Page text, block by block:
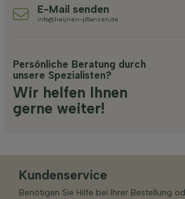
E-Mail senden
info@heijnen-pflanzen.de
Persönliche Beratung durch
unsere Spezialisten?
Wir helfen Ihnen
gerne weiter!
Kundenservice
Benötigen Sie Hilfe bei Ihrer Bestellung